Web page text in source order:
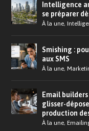
Intelligence
se préparer
À la une,
Smishing :
aux SMS
À la une,
Email
glisser-
production
À la une,